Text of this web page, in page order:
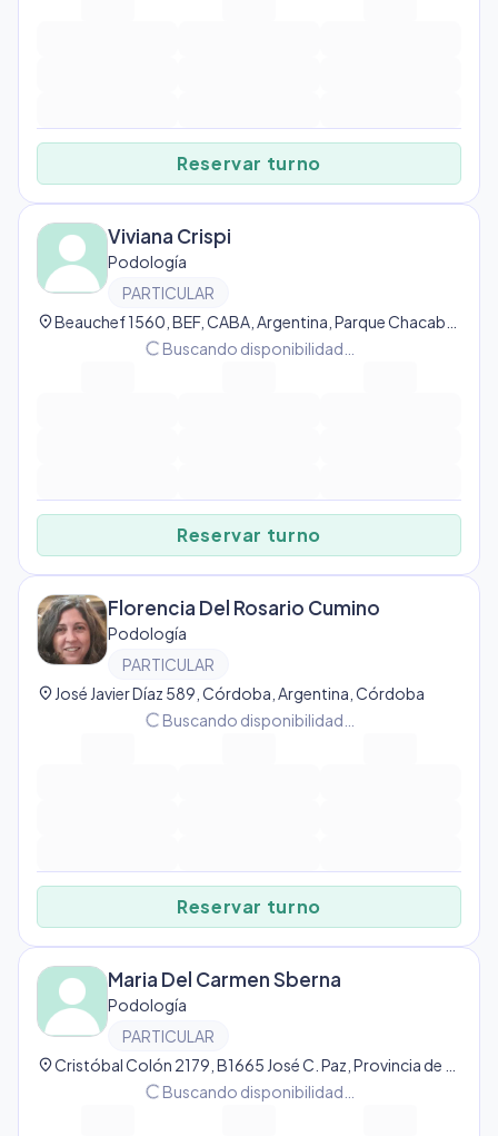
Reservar turno
Viviana Crispi
Podología
PARTICULAR
location_on
progress_activity Buscando disponibilidad…
Reservar turno
Florencia Del Rosario Cumino
Podología
PARTICULAR
location_onJosé Javier Díaz 589, Córdoba, Argentina, Córdoba
progress_activity Buscando disponibilidad…
Reservar turno
Maria Del Carmen Sberna
Podología
PARTICULAR
location_on
progress_activity Buscando disponibilidad…